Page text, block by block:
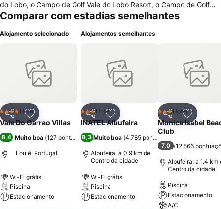
do Lobo, o Campo de Golf Vale do Lobo Resort, o Campo de Golf
Vila Sol Spa & Golf Resort, a praia de Quarteira, a marina de
pode relaxar e degustar as mais variadas iguarias. Esta unidade
Para lazer pode usufruir da piscina, ginásio, jacuzzi, banho turco,
spa, tratamentos de beleza, campo de ténis e para os mais
pequenos o Kid’s Park. As acomodações com vista ou para o jardim
de banho com banheira, cozinha com máquina de lavar roupa e
louça, ar condicionado, aquecedor, tv e tv satélite, telefone, janelas
com aberturas e varanda.
Comparar com estadias semelhantes
Alojamento selecionado
PartilharAdicionar aos favoritos
4 EstrelasHotel
Vale Do Garrao Villas
8,4 Muito boa (127 pontuações)
Loulé, Portugal
Wi-Fi grátis
Piscina
Estacionamento
Alojamentos semelhantes
PartilharAdicionar aos favoritos
3 Estrelas
Hotel
INATEL Albufeira
8,3Muito boa (4.785 pontuações
Albufeira, a 0.9 km de
Centro da cidade
Wi-Fi grátis
Piscina
Estacionamento
Partilhar
3 Estrelas
Hotel
Monica Isabel
Club
7,0 (12.566
Albufeira, a 1.4 km
Centro da cidade
Piscina
Estacionamento
A/C